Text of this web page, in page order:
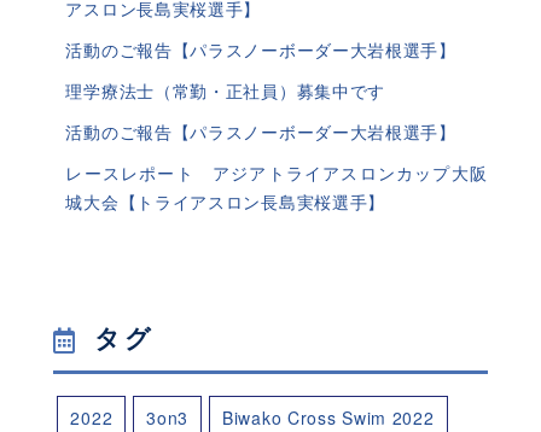
アスロン長島実桜選手】
活動のご報告【パラスノーボーダー大岩根選手】
理学療法士（常勤・正社員）募集中です
活動のご報告【パラスノーボーダー大岩根選手】
レースレポート アジアトライアスロンカップ大阪
城大会【トライアスロン長島実桜選手】
タグ
2022 3on3 Biwako Cross Swim 2022